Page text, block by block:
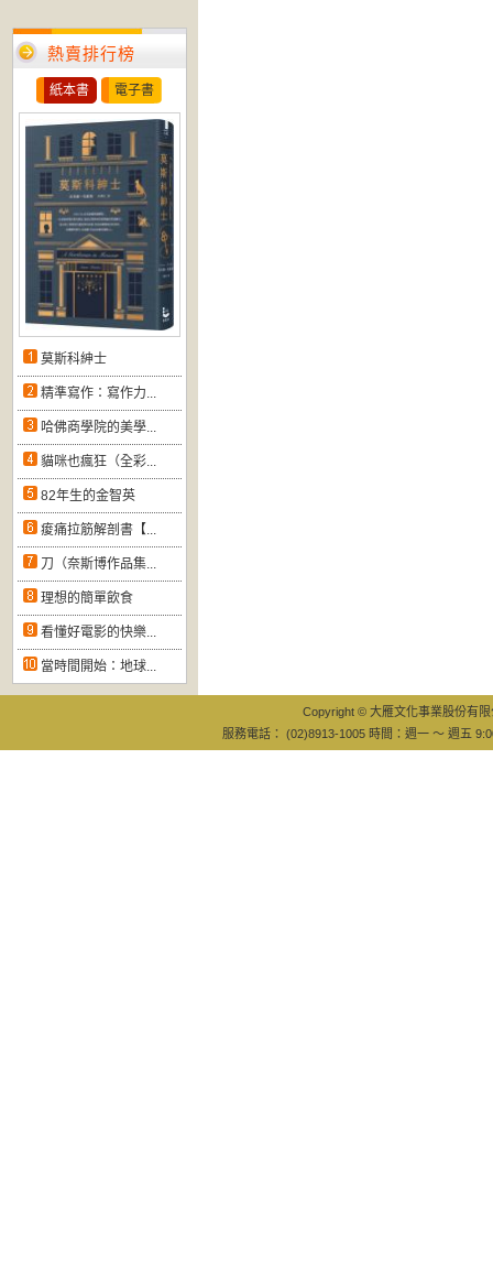
熱賣排行榜
紙本書 電子書
莫斯科紳士
精準寫作：寫作力...
哈佛商學院的美學...
貓咪也瘋狂（全彩...
82年生的金智英
痠痛拉筋解剖書【...
刀（奈斯博作品集...
理想的簡單飲食
看懂好電影的快樂...
當時間開始：地球...
Copyright © 大雁文化事業股份有
服務電話： (02)8913-1005 時間：週一 ～ 週五